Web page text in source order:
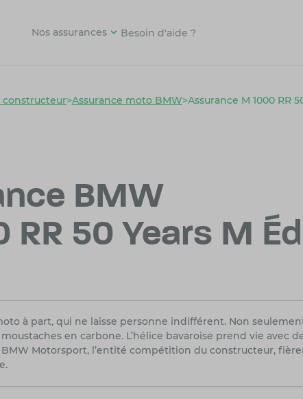
Nos assurances Besoin d'aide ?
constructeur>Assurance moto BMW>Assurance M 1000 RR
BMW
RR 50 Years M
à part, qui ne laisse personne indifférent. Non
en carbone. L’hélice bavaroise prend vie avec
BMW Motorsport, l’entité compétition du constructeur,